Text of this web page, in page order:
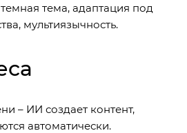
тема, адаптация под
мультиязычность.
– ИИ создает контент,
автоматически.